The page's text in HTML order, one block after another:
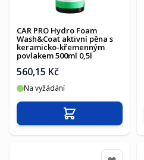
CAR PRO Hydro Foam
Wash&Coat aktivní pěna s
keramicko-křemenným
povlakem 500ml 0,5l
560,15 Kč
Na vyžádání
Přidat do košíku